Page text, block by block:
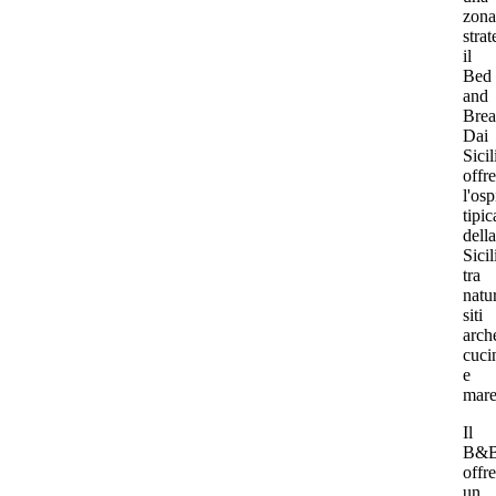
zona
il
Bed
and
Dai
offre
della
tra
siti
e
Il
offre
un